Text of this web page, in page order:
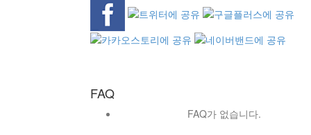
FAQ
FAQ가 없습니다.